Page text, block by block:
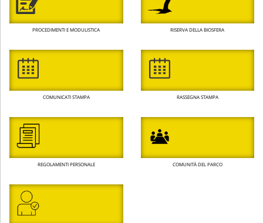
PROCEDIMENTI E MODULISTICA RISERVA DELLA BIOSFERA
COMUNICATI STAMPA RASSEGNA STAMPA
REGOLAMENTI PERSONALE COMUNITÀ DEL PARCO